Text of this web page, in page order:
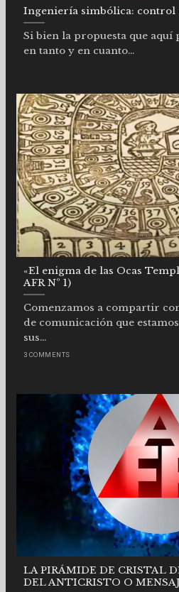
Ingeniería simbólica: control
Si bien la propuesta que aquí
en tanto y en cuanto...
«El enigma de las Ocas
AFR Nº 1)
Comenzamos a compartir
de comunicación que
sus...
3 COMMENTS
LA PIRÁMIDE DE CRISTAL
DEL ANTICRISTO O